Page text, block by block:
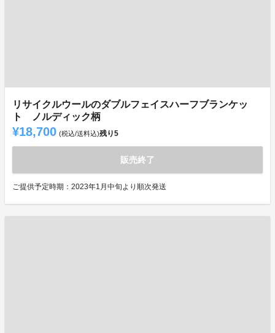
リサイクルウールのダブルフェイスハーフブランケッ
ト ノルディック柄
¥18,700 (税込/送料込)残り5
販売終了
ご提供予定時期：2023年1月中旬より順次発送